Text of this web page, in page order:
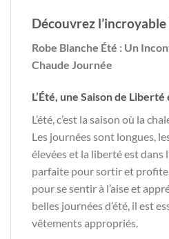
Découvrez
Robe Blanche Été : Un
Chaude Journée
L’Été, une Saison de
L’été, c’est la saison où la
Les journées sont longues,
élevées et la liberté est dans
parfaite pour sortir et
pour se sentir à l’aise et
belles journées d’été, il est
vêtements appropriés.